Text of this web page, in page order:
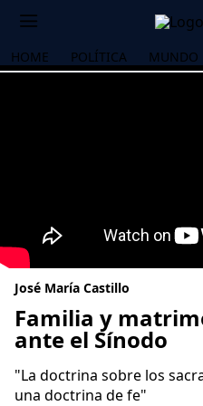
HOME POLÍTICA MUNDO
José María Castillo
Familia y
ante el Sínodo
"La doctrina sobre los
una doctrina de fe"